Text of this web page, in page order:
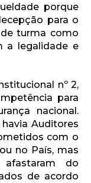
porque
para o
turma como
a legalidade e
nº 2,
para
nacional.
Auditores
com o
no País, mas
do
de acordo